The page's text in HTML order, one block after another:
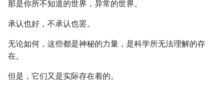
那是你所不知道的世界，异常的世界。
承认也好，不承认也罢。
无论如何，这些都是神秘的力量，是科学所无法理解的存
在。
但是，它们又是实际存在着的。